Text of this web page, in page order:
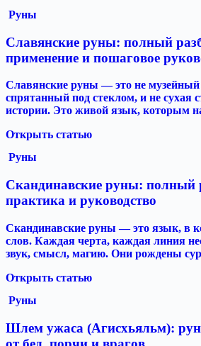
Руны
Славянские руны: полный
применение и пошаговое
Славянские руны — это не музейный
спрятанный под стеклом, и не сухая
истории. Это живой язык, которым
Открыть статью
Руны
Скандинавские руны: полный
практика и руководство
Скандинавские руны — это язык, в
слов. Каждая черта, каждая линия
звук, смысл, магию. Они рождены
Открыть статью
Руны
Шлем ужаса (Агисхьяльм):